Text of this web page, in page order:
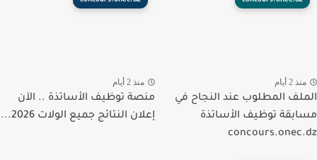
2 أيام
المطلوب عند النجاح في
توظيف الأساتذة
منذ 2 أيام
منصة توظيف الأساتذة .. الآن
إعلان النتائج جميع الولات 2026...